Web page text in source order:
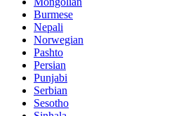
Burmese
Nepali
Norwegian
Pashto
Persian
Punjabi
Serbian
Sesotho